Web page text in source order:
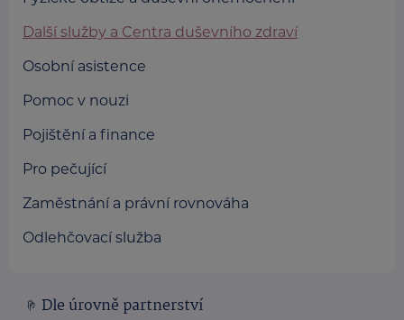
Další služby a Centra duševního zdraví
Osobní asistence
Pomoc v nouzi
Pojištění a finance
Pro pečující
Zaměstnání a právní rovnováha
Odlehčovací služba
Dle úrovně partnerství